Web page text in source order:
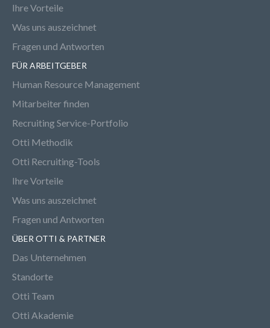
Ihre Vorteile
Was uns auszeichnet
Fragen und Antworten
FÜR ARBEITGEBER
Human Resource Management
Mitarbeiter finden
Recruiting Service-Portfolio
Otti Methodik
Otti Recruiting-Tools
Ihre Vorteile
Was uns auszeichnet
Fragen und Antworten
ÜBER OTTI & PARTNER
Das Unternehmen
Standorte
Otti Team
Otti Akademie